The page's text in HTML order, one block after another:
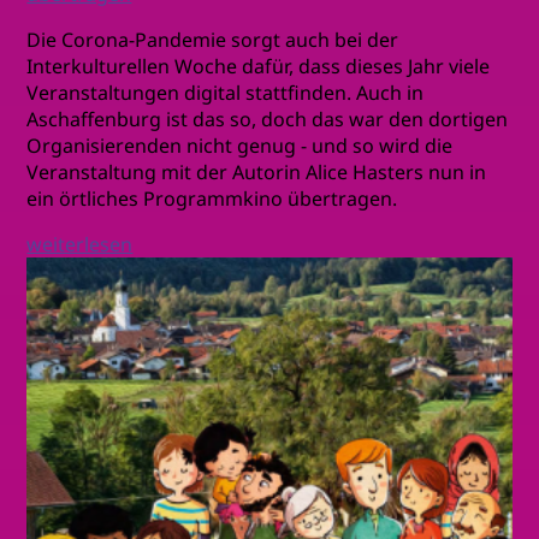
Die Corona-Pandemie sorgt auch bei der
Interkulturellen Woche dafür, dass dieses Jahr viele
Veranstaltungen digital stattfinden. Auch in
Aschaffenburg ist das so, doch das war den dortigen
Organisierenden nicht genug - und so wird die
Veranstaltung mit der Autorin Alice Hasters nun in
ein örtliches Programmkino übertragen.
weiterlesen